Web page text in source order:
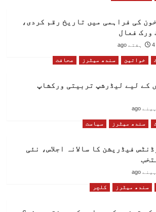
کی فراہمی میں تاریخ رقم کردی،
ورک فعال
4 ہفتے ago
خواتین سندھ میٹرز صحافت
کے لیے لیڈرشپ تربیتی ورکشاپ
سندھ میٹرز سیاست
فیڈریشن کا سالانہ اجلاس، نئی
سندھ میٹرز کلچر